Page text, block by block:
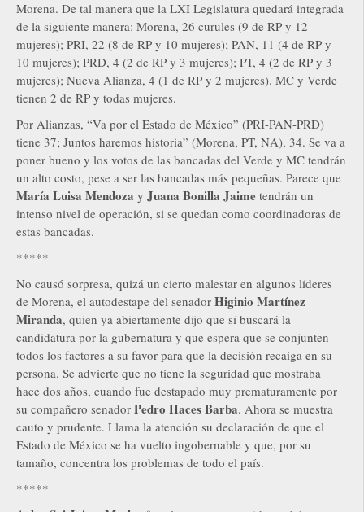
Morena. De tal manera que la LXI Legislatura quedará integrada
de la siguiente manera: Morena, 26 curules (9 de RP y 12
mujeres); PRI, 22 (8 de RP y 10 mujeres); PAN, 11 (4 de RP y
10 mujeres); PRD, 4 (2 de RP y 3 mujeres); PT, 4 (2 de RP y 3
mujeres); Nueva Alianza, 4 (1 de RP y 2 mujeres). MC y Verde
tienen 2 de RP y todas mujeres.
Por Alianzas, “Va por el Estado de México” (PRI-PAN-PRD)
tiene 37; Juntos haremos historia” (Morena, PT, NA), 34. Se va a
poner bueno y los votos de las bancadas del Verde y MC tendrán
un alto costo, pese a ser las bancadas más pequeñas. Parece que
María Luisa Mendoza y Juana Bonilla Jaime tendrán un
intenso nivel de operación, si se quedan como coordinadoras de
estas bancadas.
*****
No causó sorpresa, quizá un cierto malestar en algunos líderes
de Morena, el autodestape del senador Higinio Martínez
Miranda, quien ya abiertamente dijo que sí buscará la
candidatura por la gubernatura y que espera que se conjunten
todos los factores a su favor para que la decisión recaiga en su
persona. Se advierte que no tiene la seguridad que mostraba
hace dos años, cuando fue destapado muy prematuramente por
su compañero senador Pedro Haces Barba. Ahora se muestra
cauto y prudente. Llama la atención su declaración de que el
Estado de México se ha vuelto ingobernable y que, por su
tamaño, concentra los problemas de todo el país.
*****